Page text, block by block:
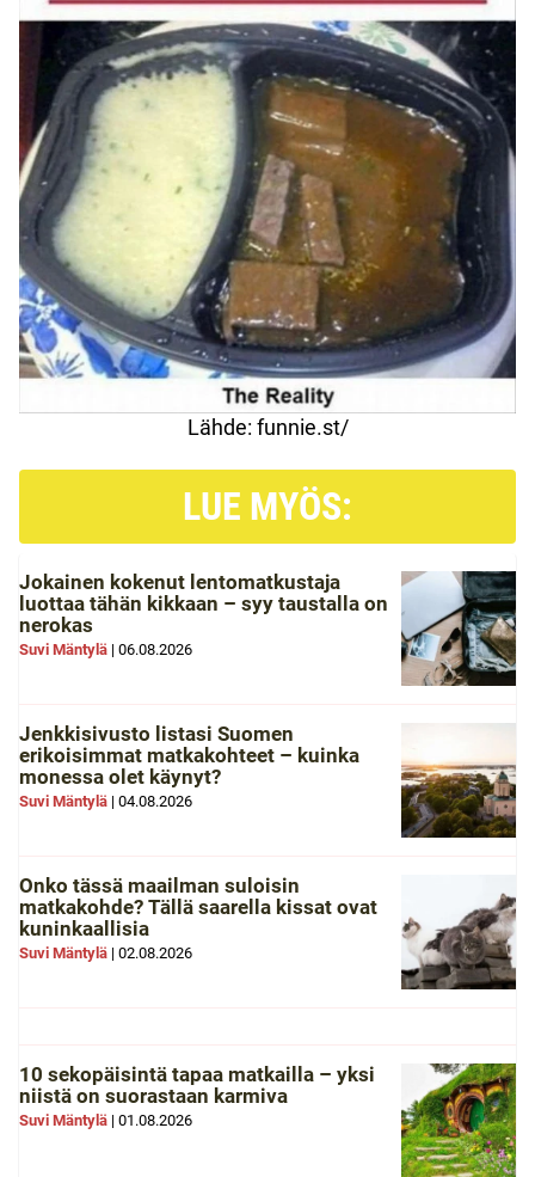
Lähde: funnie.st/
LUE MYÖS:
Jokainen kokenut lentomatkustaja
luottaa tähän kikkaan – syy taustalla on
nerokas
Suvi Mäntylä | 06.08.2026
Jenkkisivusto listasi Suomen
erikoisimmat matkakohteet – kuinka
monessa olet käynyt?
Suvi Mäntylä | 04.08.2026
Onko tässä maailman suloisin
matkakohde? Tällä saarella kissat ovat
kuninkaallisia
Suvi Mäntylä | 02.08.2026
10 sekopäisintä tapaa matkailla – yksi
niistä on suorastaan karmiva
Suvi Mäntylä | 01.08.2026